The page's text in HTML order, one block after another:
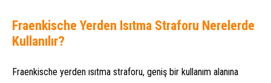
Fraenkische Yerden Isıtma Straforu Nerelerde
Kullanılır?
Fraenkische yerden ısıtma straforu, geniş bir kullanım alanına